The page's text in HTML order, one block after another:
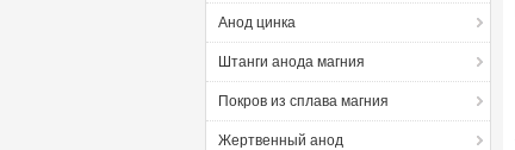
Анод цинка
Штанги анода магния
Покров из сплава магния
Жертвенный анод